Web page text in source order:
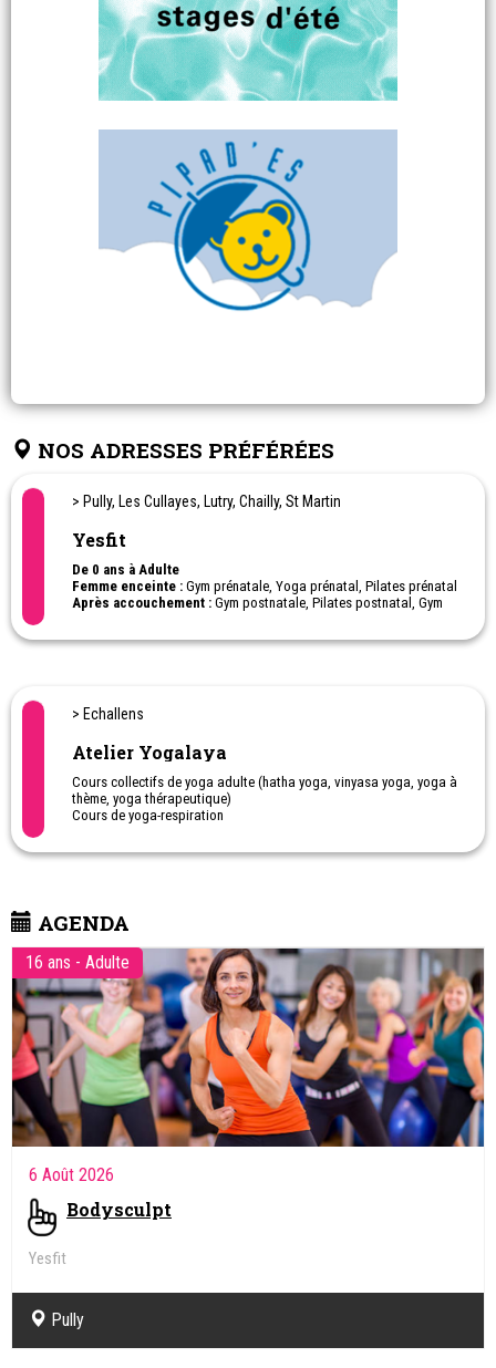
NOS ADRESSES PRÉFÉRÉES
> Pully, Les Cullayes, Lutry, Chailly, St Martin
Yesfit
De 0 ans à Adulte
Femme enceinte : Gym prénatale, Yoga prénatal, Pilates prénatal
Après accouchement : Gym postnatale, Pilates postnatal, Gym
Martin - Chailly - Lutry et les Cullayes (proche Oron-la-ville)
Remise en forme & mouvement, maternité, yoga ashtanga, high
pilate lausanne, pilates lausanne, fascias posture, bodysculpting,
high intensity interval training, intervaltraining, cours pilate femme
enceinte, cours yoga femme enceinte, yoga prénatal lausanne
> Echallens
Atelier Yogalaya
Cours collectifs de yoga adulte (hatha yoga, vinyasa yoga, yoga à
thème, yoga thérapeutique)
Cours de yoga-respiration
Cours d'AcroYoga
AGENDA
16 ans - Adulte
6 Août 2026
Bodysculpt
Yesfit
Pully